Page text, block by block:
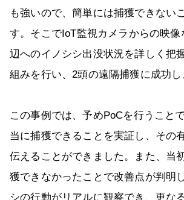
も強いので、簡単には捕獲できない
す。そこでIoT監視カメラからの映像
辺へのイノシシ出没状況を詳しく把
組みを行い、2頭の遠隔捕獲に成功し
この事例では、予めPoCを行うこと
当に捕獲できることを実証し、その
伝えることができました。また、当
獲できなかったことで改善点が判明
シの行動がリアルに観察でき、更な